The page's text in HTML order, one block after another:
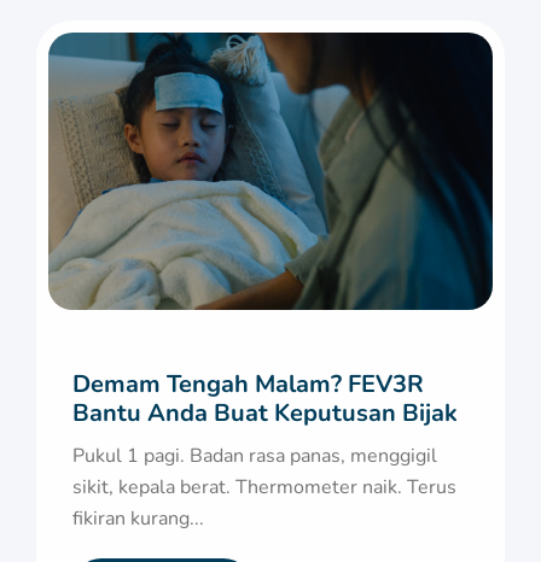
Demam Tengah Malam? FEV3R
Bantu Anda Buat Keputusan Bijak
Pukul 1 pagi. Badan rasa panas, menggigil
sikit, kepala berat. Thermometer naik. Terus
fikiran kurang...